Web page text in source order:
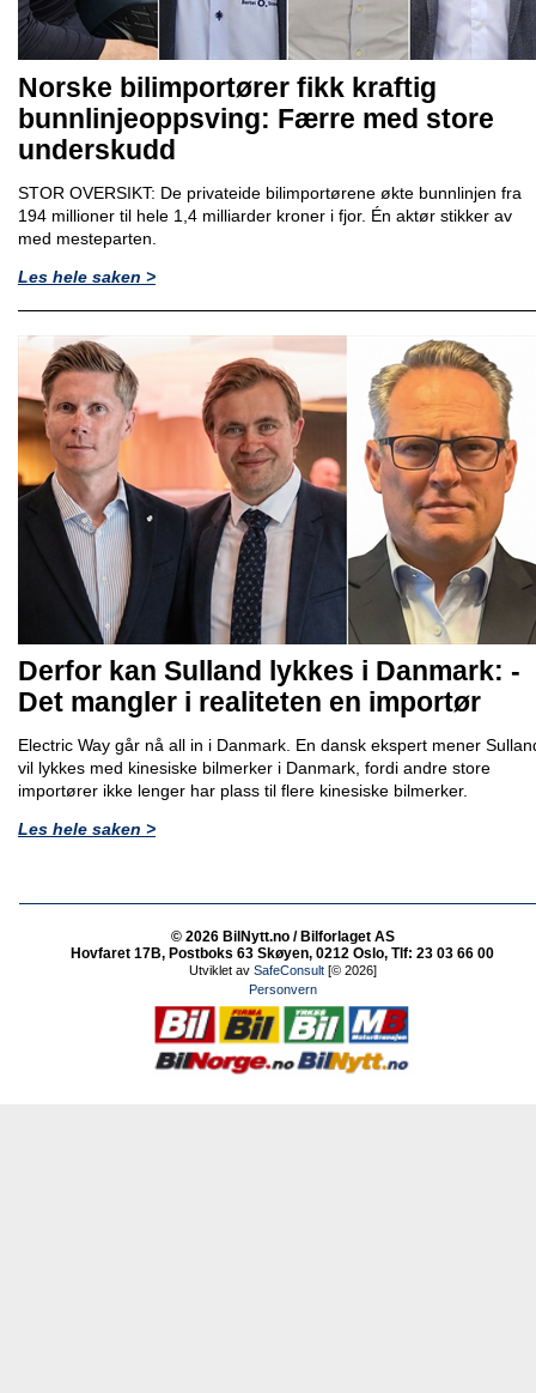
Norske bilimportører fikk kraftig
bunnlinjeoppsving: Færre med store
underskudd
STOR OVERSIKT: De privateide bilimportørene økte bunnlinjen fra
194 millioner til hele 1,4 milliarder kroner i fjor. Én aktør stikker av
med mesteparten.
Les hele saken >
Derfor kan Sulland lykkes i Danmark: -
Det mangler i realiteten en importør
Electric Way går nå all in i Danmark. En dansk ekspert mener
vil lykkes med kinesiske bilmerker i Danmark, fordi andre store
importører ikke lenger har plass til flere kinesiske bilmerker.
Les hele saken >
© 2026 BilNytt.no / Bilforlaget AS
Hovfaret 17B, Postboks 63 Skøyen, 0212 Oslo, Tlf: 23 03 66 00
Utviklet av SafeConsult[© 2026]
Personvern